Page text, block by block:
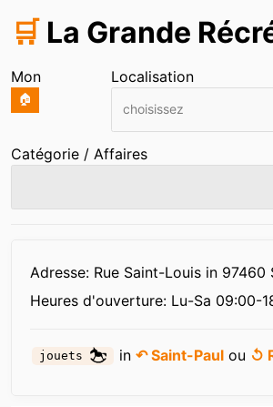
🛒 La Grande
Mon
🏠
Localisation
choisissez
Catégorie / Affaires
Adresse: Rue Saint-Louis in 97460
Heures d'ouverture: Lu-Sa 09:00-
jouets in↶ Saint-Paul ou ↺